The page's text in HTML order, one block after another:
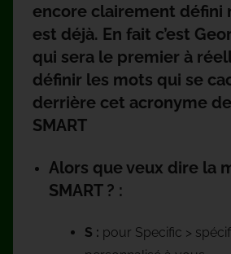
encore clairement défini
est déjà. En fait c’est
qui sera le premier à
définir les mots qui se
derrière cet acronyme
SMART
Alors que veux dire la
SMART ? :
S : pour Specific >